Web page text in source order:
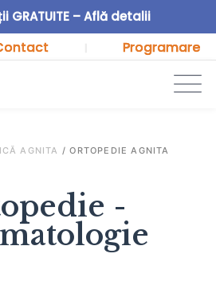
GRATUITE – Află detalii
Programare
AGNITA /ORTOPEDIE AGNITA
-